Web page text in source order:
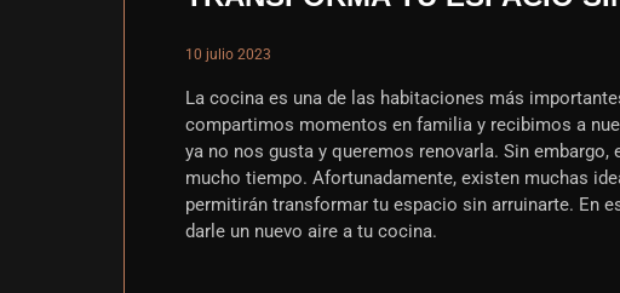
10 julio 2023
La cocina es una de las habitaciones más
compartimos momentos en familia y recibimos a
ya no nos gusta y queremos renovarla. Sin
mucho tiempo. Afortunadamente, existen muchas
permitirán transformar tu espacio sin arruinarte. En
darle un nuevo aire a tu cocina.